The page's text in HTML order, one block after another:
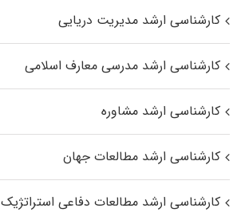
کارشناسی ارشد مدیریت دریایی
کارشناسی ارشد مدرسی معارف اسلامی
کارشناسی ارشد مشاوره
کارشناسی ارشد مطالعات جهان
کارشناسی ارشد مطالعات دفاعی استراتژیک